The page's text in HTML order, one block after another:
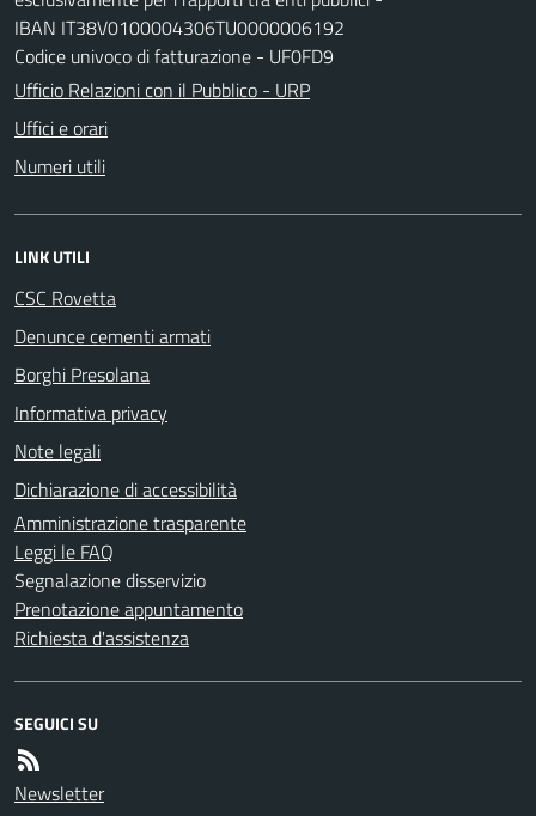
IBAN IT38V0100004306TU0000006192
Codice univoco di fatturazione - UF0FD9
Ufficio Relazioni con il Pubblico - URP
Uffici e orari
Numeri utili
LINK UTILI
CSC Rovetta
Denunce cementi armati
Borghi Presolana
Informativa privacy
Note legali
Dichiarazione di accessibilità
Amministrazione trasparente
Leggi le FAQ
Segnalazione disservizio
Prenotazione appuntamento
Richiesta d'assistenza
SEGUICI SU
Newsletter